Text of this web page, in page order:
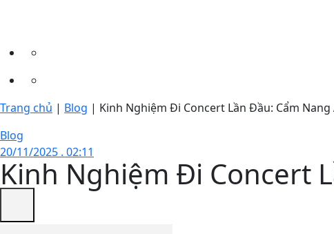
Trang chủ | Blog | Kinh Nghiệm Đi Concert Lần Đầu: Cẩm Nang
Blog
20/11/2025 . 02:11
Kinh Nghiệm Đi Concert